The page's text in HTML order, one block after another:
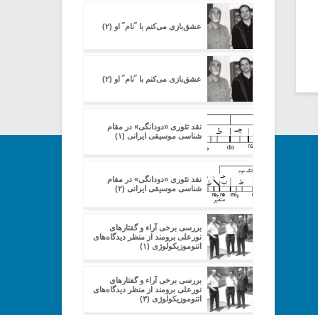
عشق‌بازی می‌کنم با ˝نام˝ او (۲)
عشق‌بازی می‌کنم با ˝نام˝ او (۲)
نقد تئوری «دودانگی» در مقام
شناسی موسیقی ایرانی (۱)
نقد تئوری «دودانگی» در مقام
شناسی موسیقی ایرانی (۲)
بررسی برخی آراء و گفتارهای
نورعلی برومند از منظر دیدگاه‌های
اتنوموزیکولوژی (۱)
بررسی برخی آراء و گفتارهای
نورعلی برومند از منظر دیدگاه‌های
اتنوموزیکولوژی (۳)